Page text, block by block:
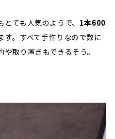
ても人気のようで、 1本600
す。すべて手作りなので数に
取り置きもできるそう。